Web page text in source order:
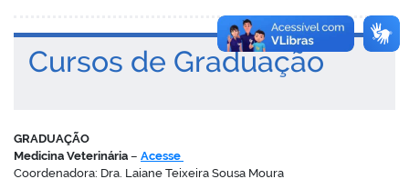
Cursos de Graduação
GRADUAÇÃO
Medicina Veterinária – Acesse
Coordenadora: Dra. Laiane Teixeira Sousa Moura